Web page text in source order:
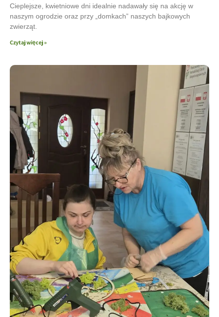
Cieplejsze, kwietniowe dni idealnie nadawały się na akcję w
naszym ogrodzie oraz przy „domkach” naszych bajkowych
zwierząt.
Czytaj więcej »